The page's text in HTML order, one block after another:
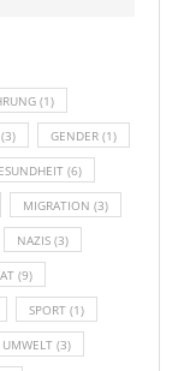
(1)
(3) GENDER (1)
(6)
MIGRATION (3)
NAZIS (3)
(9)
SPORT (1)
UMWELT (3)